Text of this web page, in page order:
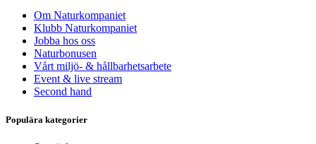
Om Naturkompaniet
Klubb Naturkompaniet
Jobba hos oss
Naturbonusen
Vårt miljö- & hållbarhetsarbete
Event & live stream
Second hand
Populära kategorier